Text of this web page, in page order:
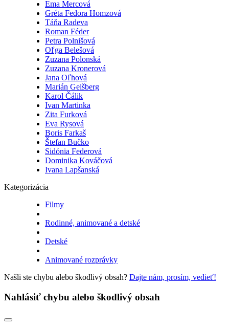
Ema Mercová
Gréta Fedora Homzová
Táňa Radeva
Roman Féder
Petra Polnišová
Oľga Belešová
Zuzana Polonská
Zuzana Kronerová
Jana Oľhová
Marián Geišberg
Karol Čálik
Ivan Martinka
Zita Furková
Eva Rysová
Boris Farkaš
Štefan Bučko
Sidónia Federová
Dominika Kováčová
Ivana Lapšanská
Kategorizácia
Filmy
Rodinné, animované a detské
Detské
Animované rozprávky
Našli ste chybu alebo škodlivý obsah? Dajte nám, prosím, vedieť!
Nahlásiť chybu alebo škodlivý obsah